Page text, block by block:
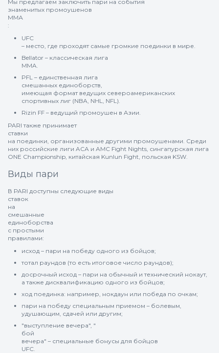
Мы предлагаем заключить пари на события
знаменитых промоушенов
ММА
:
UFC
– место, где проходят самые громкие поединки в мире.
Bellator – классическая лига
MMA.
PFL – единственная лига
смешанных единоборств,
имеющая формат ведущих североамериканских
спортивных лиг (NBA, NHL, NFL).
Rizin FF – ведущий промоушен в Азии.
PARI также принимает
ставки
на поединки, организованные другими промоушенами. Среди
них российские лиги ACA и AMC Fight Nights, сингапурская лига
ONE Championship, китайская Kunlun Fight, польская KSW.
Виды пари
В PARI доступны следующие виды
ставок
на
смешанные
единоборства
с простыми
правилами:
исход – пари на победу одного из бойцов;
тотал раундов (то есть итоговое число раундов);
досрочный исход – пари на обычный и технический нокаут,
а также дисквалификацию одного из бойцов;
ход поединка: например, нокдаун или победа по очкам;
пари на победу специальным приемом – болевым,
удушающим, сдачей или другим;
"выступление вечера", "
бой
вечера" – специальные бонусы для бойцов
UFC.